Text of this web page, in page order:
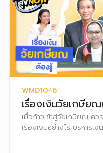
WMD1046
เรื่องเงินวัยเกษีย
เมื่อก้าวเข้าสู่วัยเกษียณ คว
เรื่องเงินอย่างไร บริหารเงิ